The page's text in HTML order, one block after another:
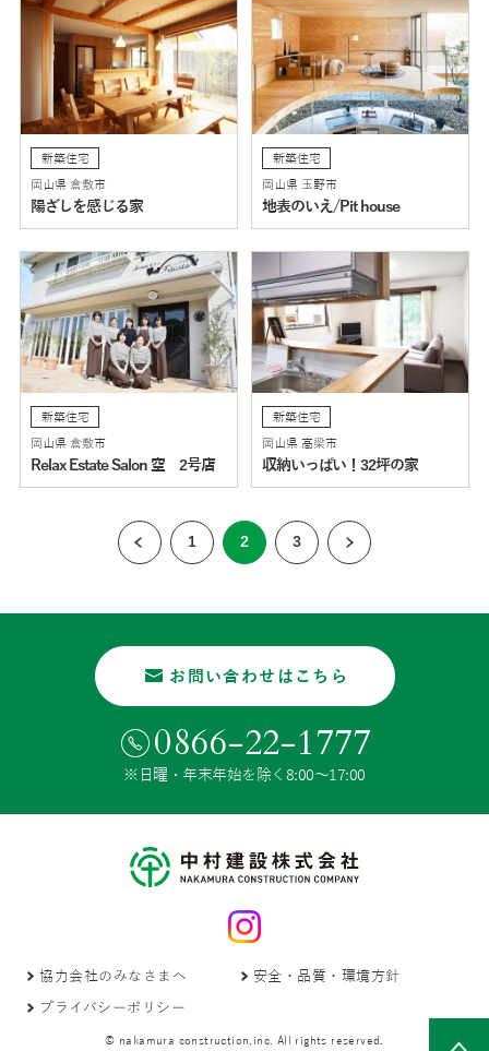
新築住宅
岡山県 倉敷市
陽ざしを感じる家
新築住宅
岡山県 玉野市
地表のいえ/Pit house
新築住宅
岡山県 倉敷市
Relax Estate Salon 空 2号店
新築住宅
岡山県 高梁市
収納いっぱい！32坪の家
1 2 3
お問い合わせはこちら
0866-22-1777
※日曜・年末年始を除く8:00〜17:00
協力会社のみなさまへ 安全・品質・環境方針
プライバシーポリシー
© nakamura construction,inc. All rights reserved.